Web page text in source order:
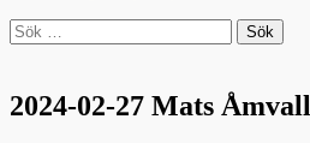
Sök
Sök
efter:
2024-02-27 Mats Åmvall